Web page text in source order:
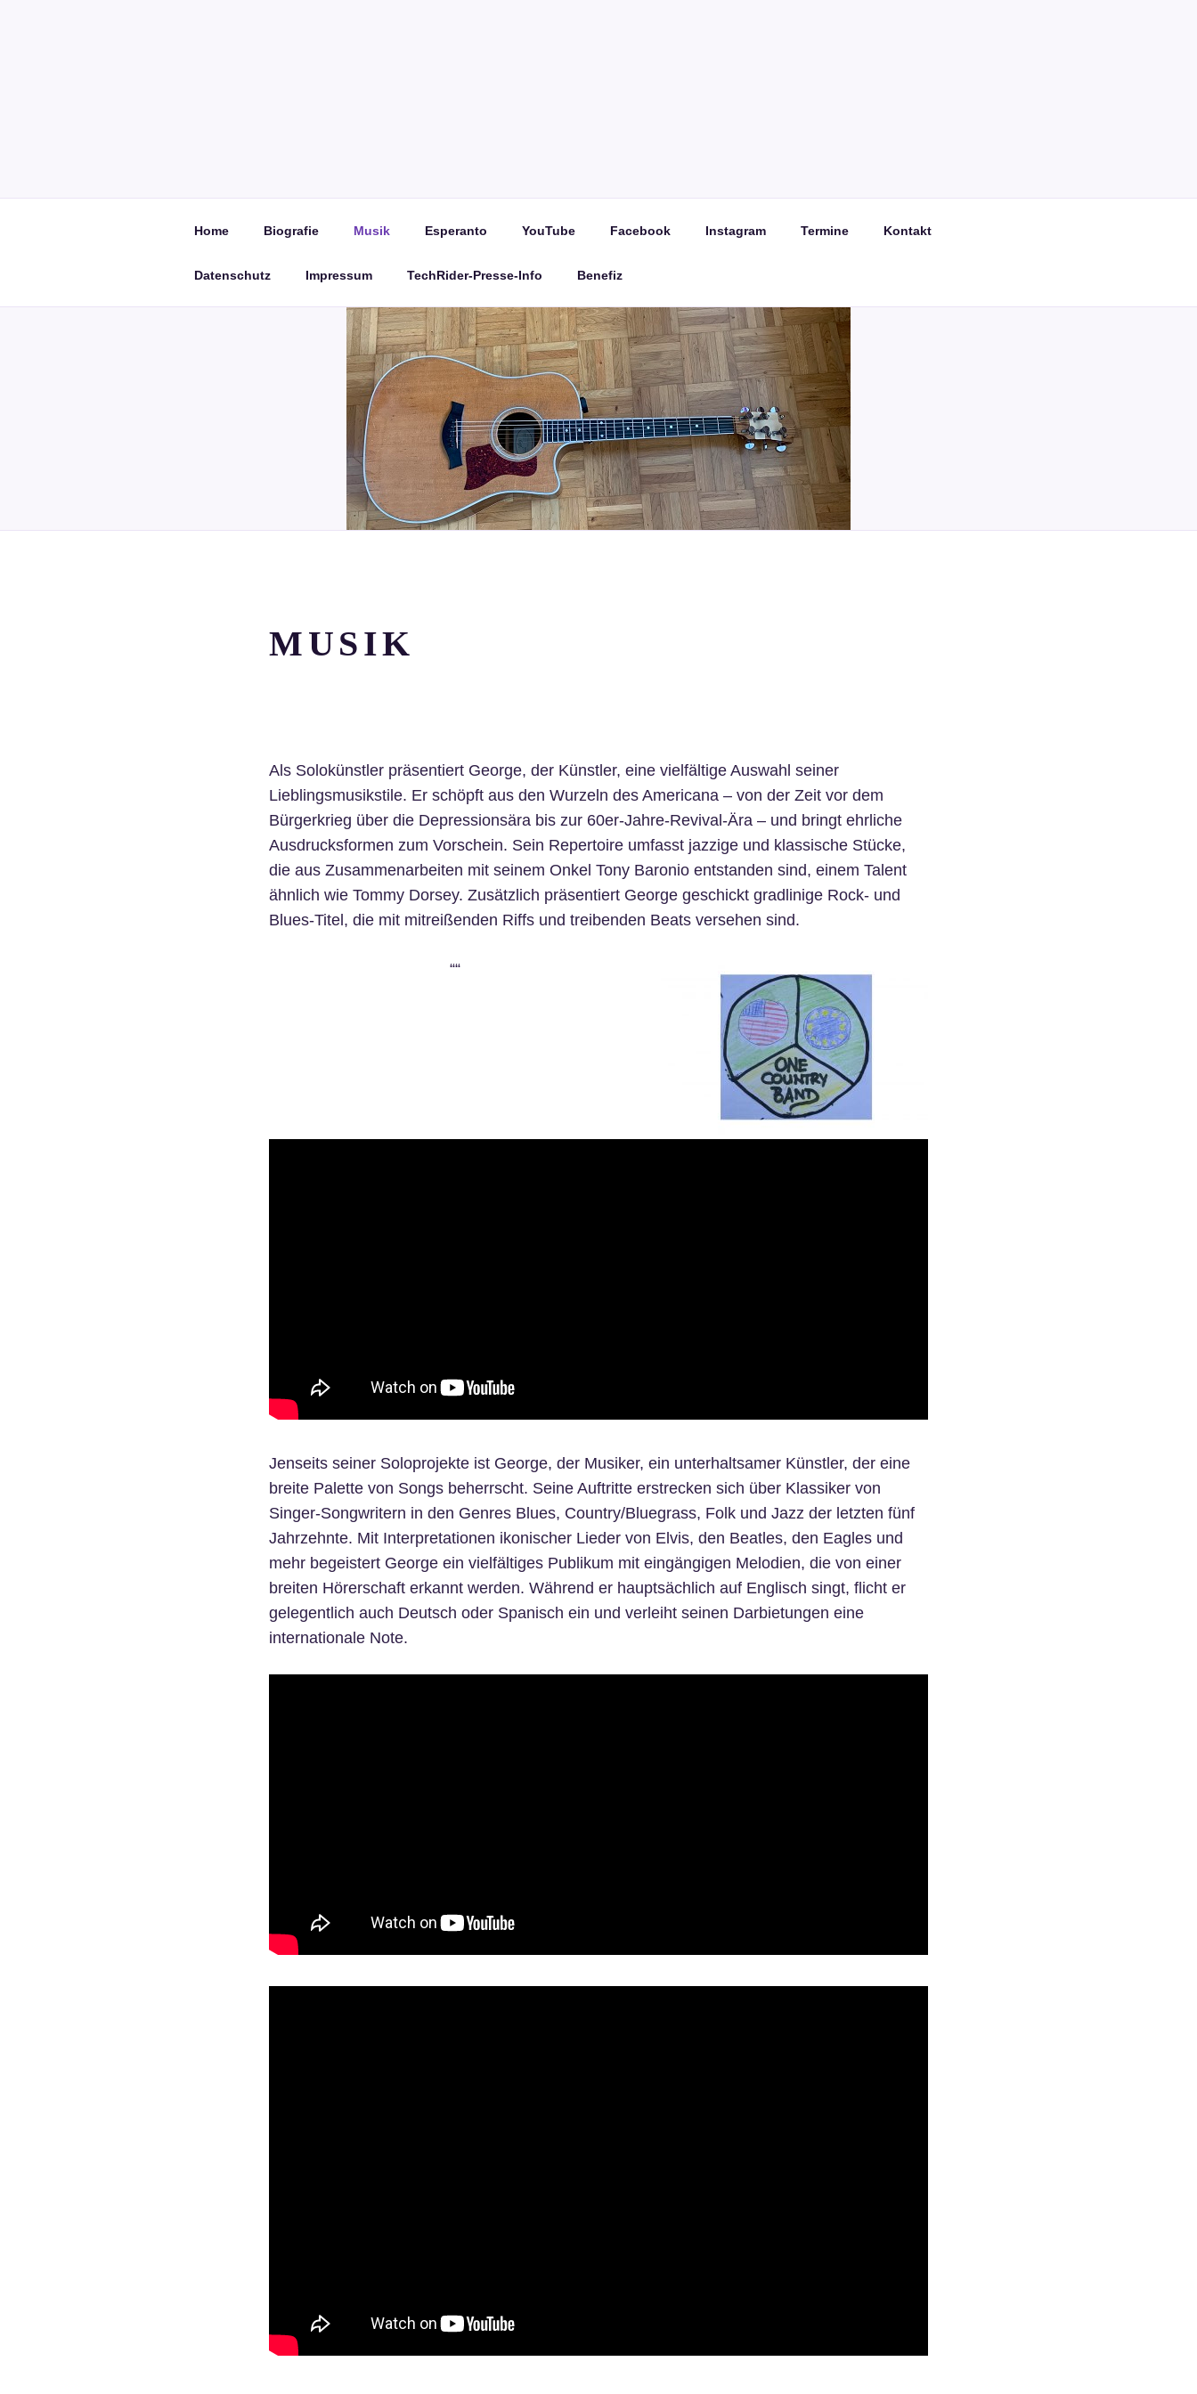
Home Biografie Musik Esperanto YouTube Facebook Instagram Termine Kontakt
Datenschutz Impressum TechRider-Presse-Info Benefiz
MUSIK
Als Solokünstler präsentiert George, der Künstler, eine vielfältige Auswahl seiner
Lieblingsmusikstile. Er schöpft aus den Wurzeln des Americana – von der Zeit vor dem
Bürgerkrieg über die Depressionsära bis zur 60er-Jahre-Revival-Ära – und bringt ehrliche
Ausdrucksformen zum Vorschein. Sein Repertoire umfasst jazzige und klassische Stücke,
die aus Zusammenarbeiten mit seinem Onkel Tony Baronio entstanden sind, einem Talent
ähnlich wie Tommy Dorsey. Zusätzlich präsentiert George geschickt gradlinige Rock- und
Blues-Titel, die mit mitreißenden Riffs und treibenden Beats versehen sind.
““
Jenseits seiner Soloprojekte ist George, der Musiker, ein unterhaltsamer Künstler, der eine
breite Palette von Songs beherrscht. Seine Auftritte erstrecken sich über Klassiker von
Singer-Songwritern in den Genres Blues, Country/Bluegrass, Folk und Jazz der letzten fünf
Jahrzehnte. Mit Interpretationen ikonischer Lieder von Elvis, den Beatles, den Eagles und
mehr begeistert George ein vielfältiges Publikum mit eingängigen Melodien, die von einer
breiten Hörerschaft erkannt werden. Während er hauptsächlich auf Englisch singt, flicht er
gelegentlich auch Deutsch oder Spanisch ein und verleiht seinen Darbietungen eine
internationale Note.